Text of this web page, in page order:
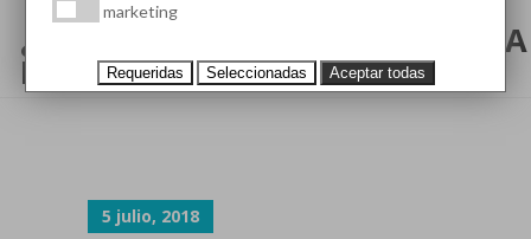
¿CÓMO ELEGIR LA MEJOR PASTA
DE DIENTES?
5 julio, 2018
marketing
Requeridas Seleccionadas Aceptar todas